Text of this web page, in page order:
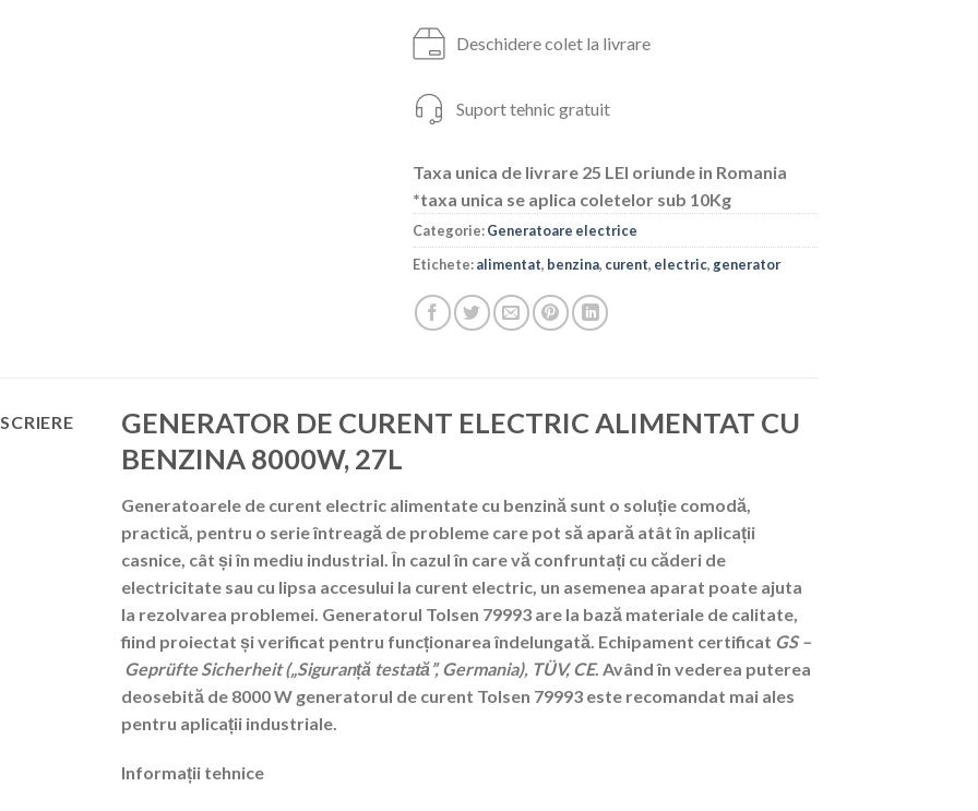
Deschidere colet la livrare
Suport tehnic gratuit
Taxa unica de livrare 25 LEI oriunde in Romania
*taxa unica se aplica coletelor sub 10Kg
Categorie:Generatoare electrice
Etichete:alimentat, benzina, curent, electric, generator
GENERATOR DE CURENT ELECTRIC ALIMENTAT CU
BENZINA 8000W, 27L
Generatoarele de curent electric alimentate cu benzină sunt o soluție comodă,
practică, pentru o serie întreagă de probleme care pot să apară atât în aplicații
casnice, cât și în mediu industrial. În cazul în care vă confruntați cu căderi de
electricitate sau cu lipsa accesului la curent electric, un asemenea aparat poate ajuta
la rezolvarea problemei. Generatorul Tolsen 79993 are la bază materiale de calitate,
fiind proiectat și verificat pentru funcționarea îndelungată. Echipament certificat GS –
Geprüfte Sicherheit („Siguranță testată”, Germania), TÜV, CE. Având în vederea puterea
deosebită de 8000 W generatorul de curent Tolsen 79993 este recomandat mai ales
pentru aplicații industriale.
Informații tehnice